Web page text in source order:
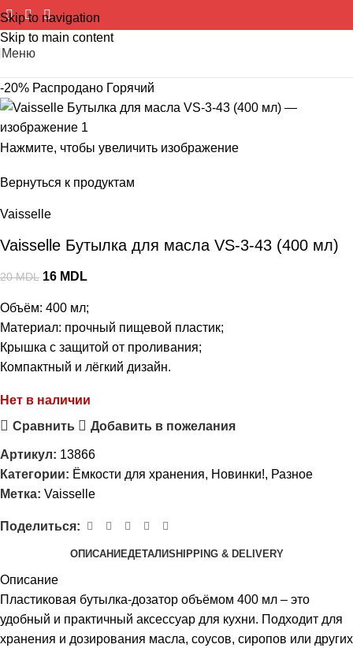
Skip to navigation
Skip to main content
Меню
-20% Распродано Горячий
Нажмите, чтобы увеличить изображение
Вернуться к продуктам
Vaisselle
Vaisselle Бутылка для масла VS-3-43 (400 мл)
20MDL 16 MDL
Объём: 400 мл;
Материал: прочный пищевой пластик;
Крышка с защитой от проливания;
Компактный и лёгкий дизайн.
Нет в наличии
Сравнить
Добавить в пожелания
Артикул: 13866
Категории: Ёмкости для хранения, Новинки!, Разное
Метка: Vaisselle
Поделиться:
ОПИСАНИЕДЕТАЛИSHIPPING & DELIVERY
Описание
Пластиковая бутылка-дозатор объёмом 400 мл – это
удобный и практичный аксессуар для кухни. Подходит для
хранения и дозирования масла, соусов, сиропов или других